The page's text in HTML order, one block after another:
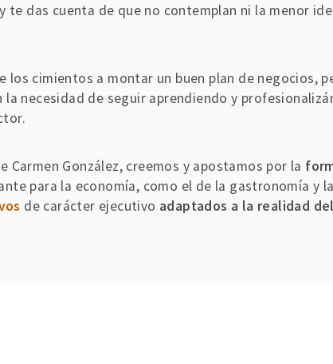
te das cuenta de que no contemplan ni la menor
los cimientos a montar un buen plan de negocios,
necesidad de seguir aprendiendo y
Carmen González, creemos y apostamos por la
para la economía, como el de la gastronomía y
de carácter ejecutivo adaptados a la realidad